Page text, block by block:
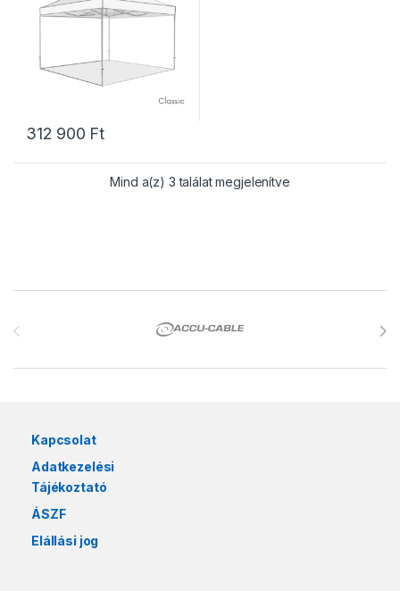
312 900 Ft
Mind a(z) 3 találat megjelenítve
Kapcsolat
Adatkezelési
Tájékoztató
ÁSZF
Elállási jog